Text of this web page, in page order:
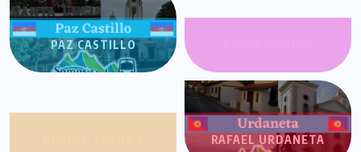
PAZ CASTILLO
RAFAEL URDANETA